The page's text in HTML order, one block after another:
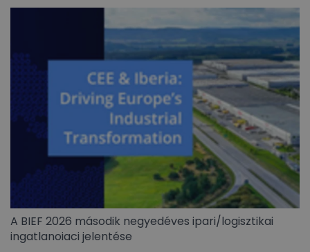
A BIEF 2026 második negyedéves ipari/logisztikai
ingatlanoiaci jelentése